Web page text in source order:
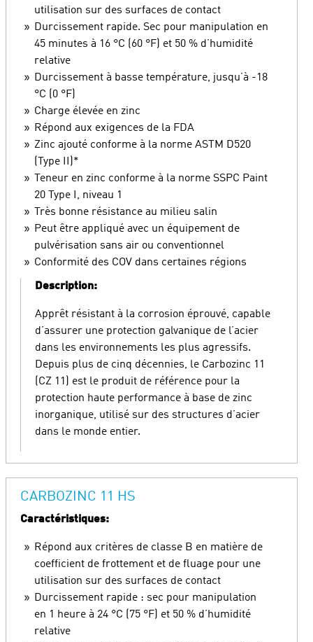
utilisation sur des surfaces de contact
Durcissement rapide. Sec pour manipulation en
45 minutes à 16 °C (60 °F) et 50 % d’humidité
relative
Durcissement à basse température, jusqu’à -18
°C (0 °F)
Charge élevée en zinc
Répond aux exigences de la FDA
Zinc ajouté conforme à la norme ASTM D520
(Type II)*
Teneur en zinc conforme à la norme SSPC Paint
20 Type I, niveau 1
Très bonne résistance au milieu salin
Peut être appliqué avec un équipement de
pulvérisation sans air ou conventionnel
Conformité des COV dans certaines régions
Description:
Apprêt résistant à la corrosion éprouvé, capable
d’assurer une protection galvanique de l’acier
dans les environnements les plus agressifs.
Depuis plus de cinq décennies, le Carbozinc 11
(CZ 11) est le produit de référence pour la
protection haute performance à base de zinc
inorganique, utilisé sur des structures d’acier
dans le monde entier.
CARBOZINC 11 HS
Caractéristiques:
Répond aux critères de classe B en matière de
coefficient de frottement et de fluage pour une
utilisation sur des surfaces de contact
Durcissement rapide : sec pour manipulation
en 1 heure à 24 °C (75 °F) et 50 % d’humidité
relative